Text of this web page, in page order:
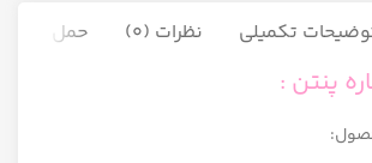
تکمیلی نظرات (0) حمل و نقل